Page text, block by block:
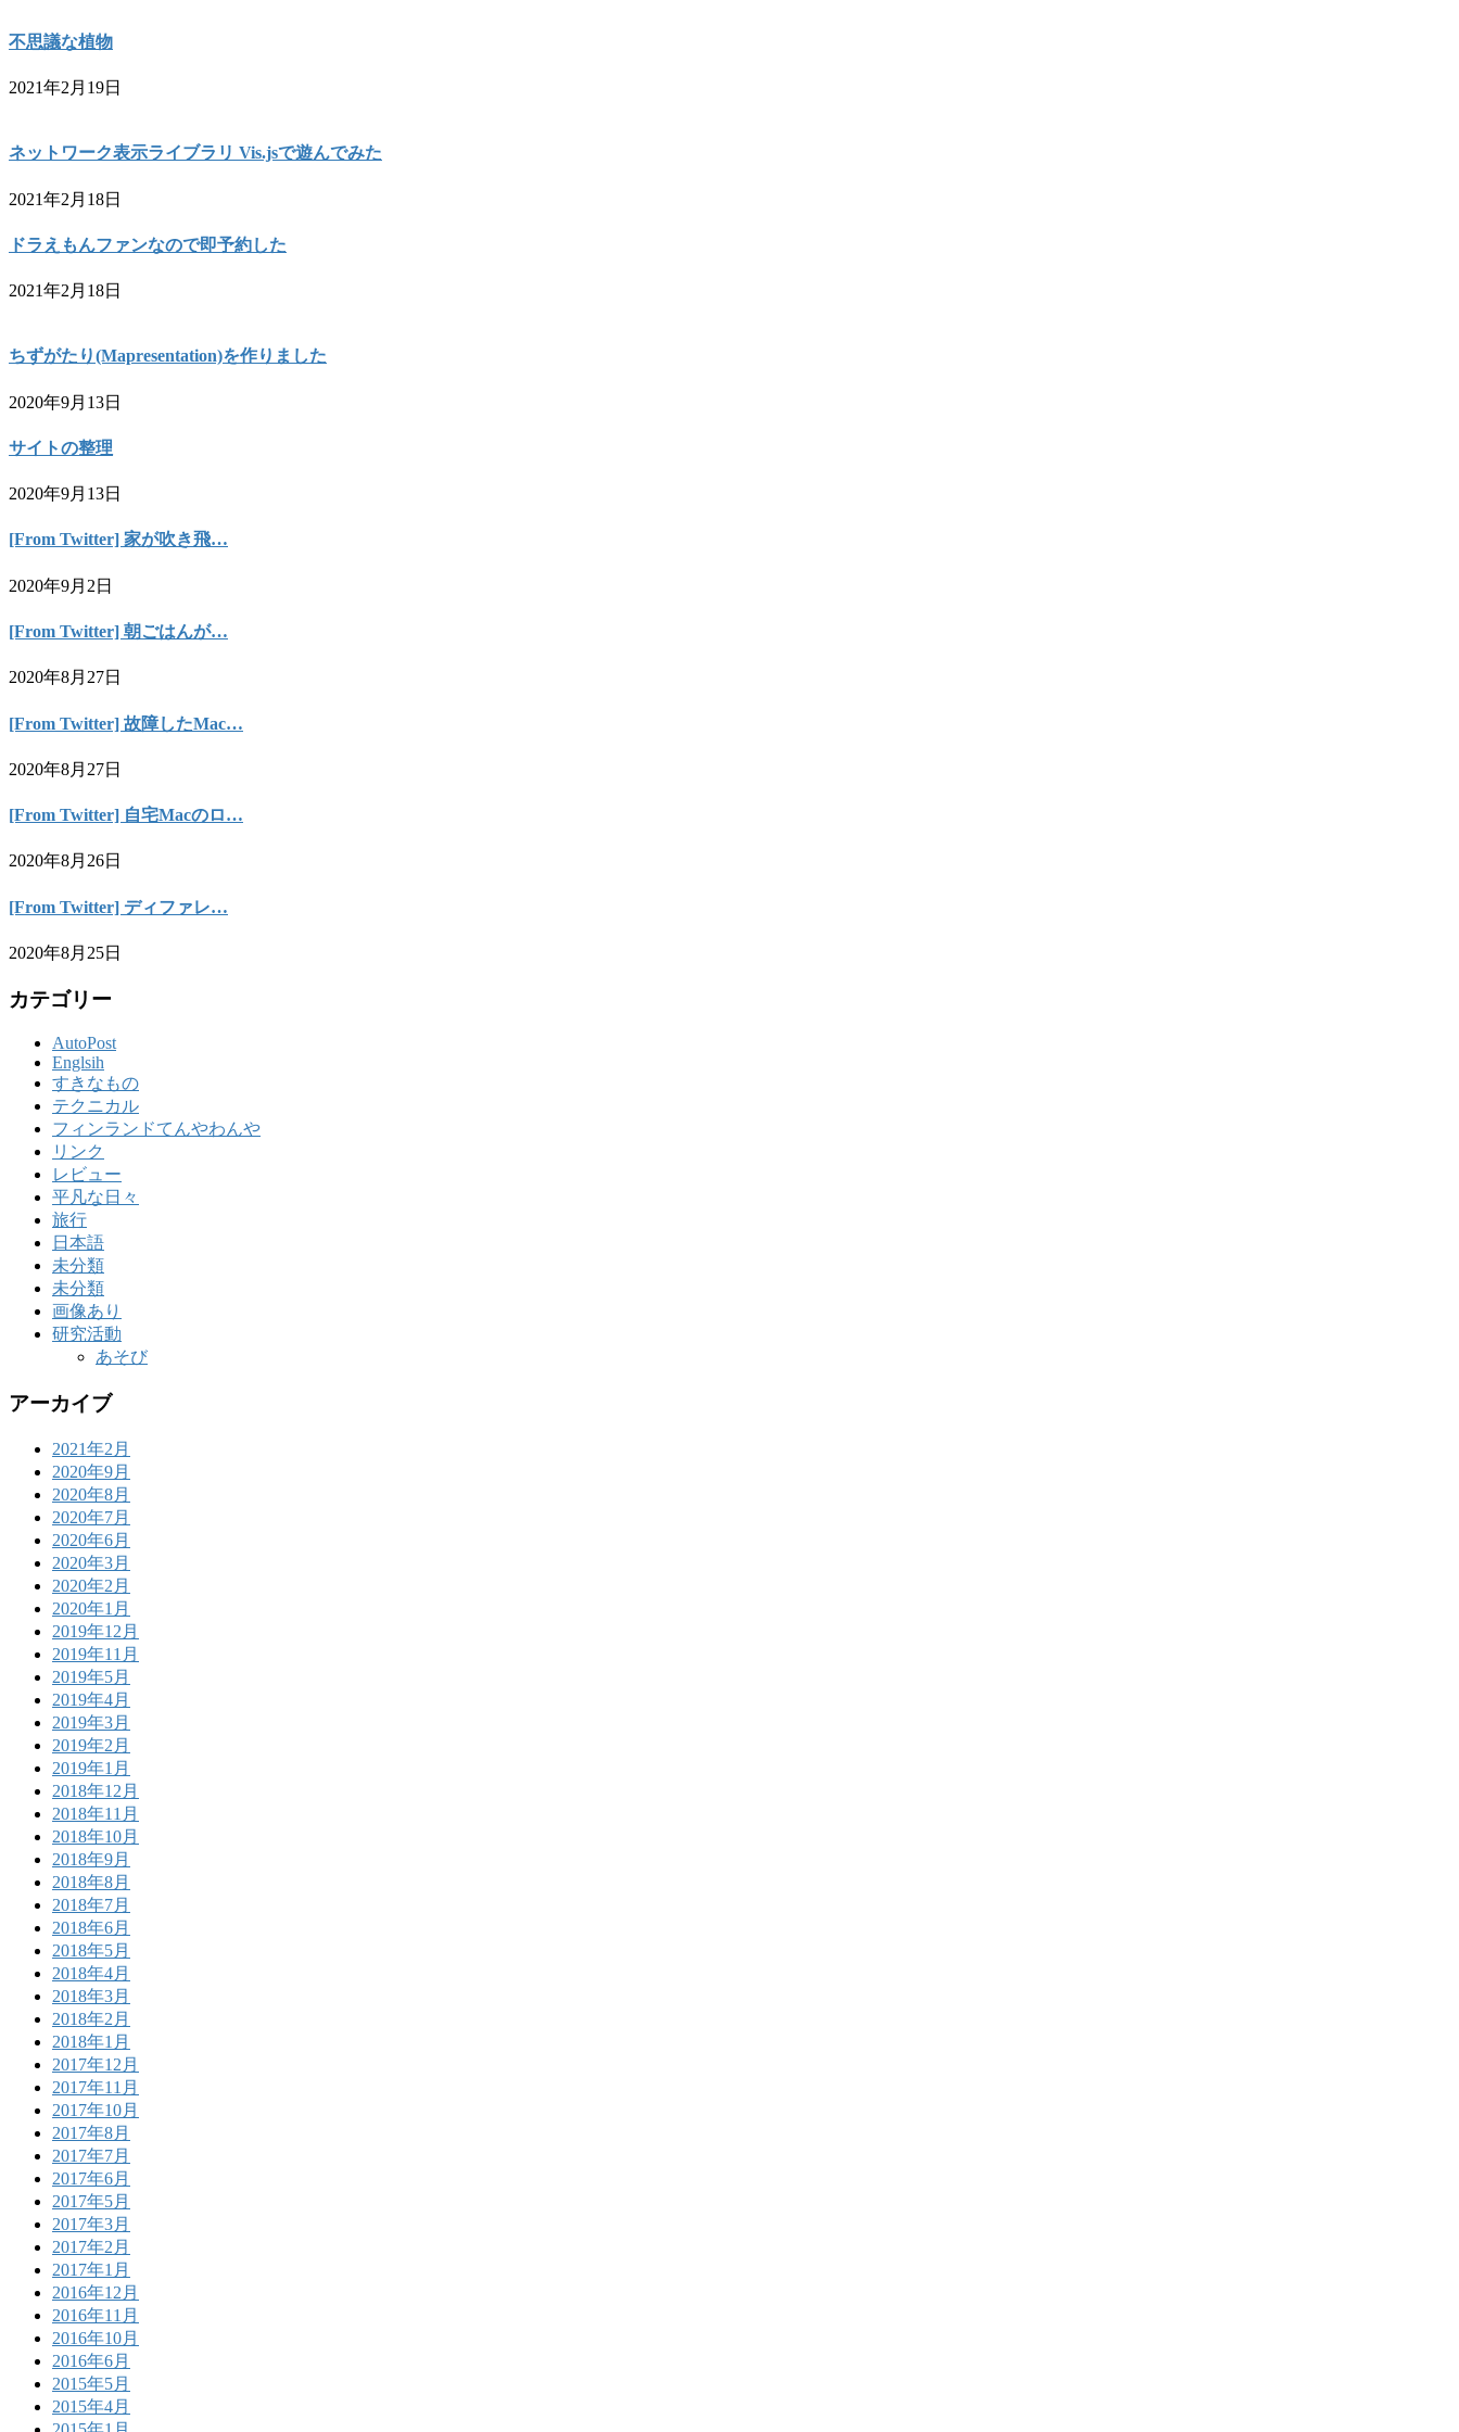
不思議な植物
2021年2月19日
ネットワーク表示ライブラリ Vis.jsで遊んでみた
2021年2月18日
ドラえもんファンなので即予約した
2021年2月18日
ちずがたり(Mapresentation)を作りました
2020年9月13日
サイトの整理
2020年9月13日
[From Twitter] 家が吹き飛…
2020年9月2日
[From Twitter] 朝ごはんが…
2020年8月27日
[From Twitter] 故障したMac…
2020年8月27日
[From Twitter] 自宅Macのロ…
2020年8月26日
[From Twitter] ディファレ…
2020年8月25日
カテゴリー
AutoPost
Englsih
すきなもの
テクニカル
フィンランドてんやわんや
リンク
レビュー
平凡な日々
旅行
日本語
未分類
未分類
画像あり
研究活動
あそび
アーカイブ
2021年2月
2020年9月
2020年8月
2020年7月
2020年6月
2020年3月
2020年2月
2020年1月
2019年12月
2019年11月
2019年5月
2019年4月
2019年3月
2019年2月
2019年1月
2018年12月
2018年11月
2018年10月
2018年9月
2018年8月
2018年7月
2018年6月
2018年5月
2018年4月
2018年3月
2018年2月
2018年1月
2017年12月
2017年11月
2017年10月
2017年8月
2017年7月
2017年6月
2017年5月
2017年3月
2017年2月
2017年1月
2016年12月
2016年11月
2016年10月
2016年6月
2015年5月
2015年4月